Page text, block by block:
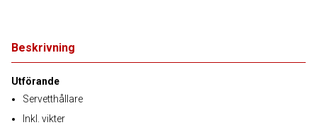
Beskrivning
Utförande
Servetthållare
Inkl. vikter